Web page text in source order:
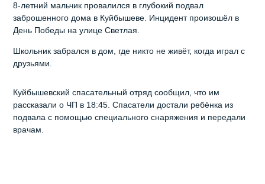
8-летний мальчик провалился в глубокий подвал
заброшенного дома в Куйбышеве. Инцидент произошёл в
День Победы на улице Светлая.
Школьник забрался в дом, где никто не живёт, когда играл с
друзьями.
Куйбышевский спасательный отряд сообщил, что им
рассказали о ЧП в 18:45. Спасатели достали ребёнка из
подвала с помощью специального снаряжения и передали
врачам.